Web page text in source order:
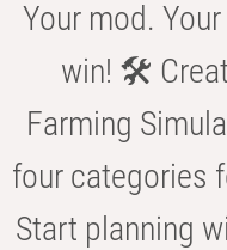
Your mod.
win! 🛠️
Farming
four categories
Start planning